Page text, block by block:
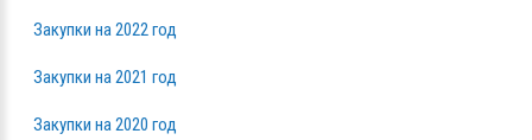
Закупки на 2022 год
Закупки на 2021 год
Закупки на 2020 год